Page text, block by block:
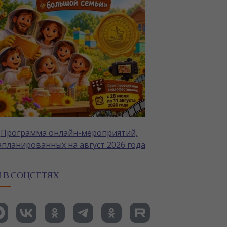
Программа онлайн-мероприятий,
на август 2026 года
СОЦСЕТЯХ